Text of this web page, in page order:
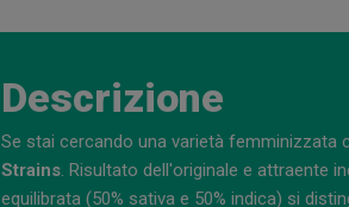
Descrizione
Se stai cercando una varietà femminizzata
Strains. Risultato dell'originale e attraente
equilibrata (50% sativa e 50% indica) si